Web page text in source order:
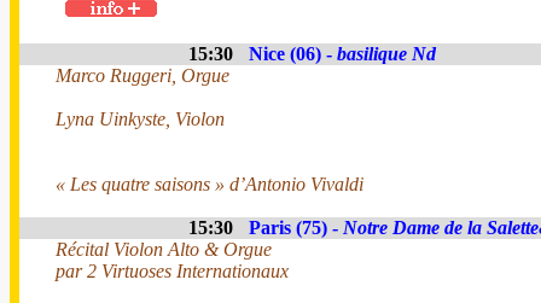
15:30 Nice (06) - basilique Nd
Marco Ruggeri, Orgue
Lyna Uinkyste, Violon
« Les quatre saisons » d’Antonio Vivaldi
15:30 Paris (75) - Notre Dame de la
Récital Violon Alto & Orgue
par 2 Virtuoses Internationaux